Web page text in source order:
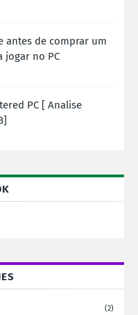
antes de comprar um
jogar no PC
PC [ Analise
(2)